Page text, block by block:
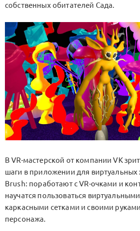
собственных обитателей Сада.
В VR-мастерской от компании VK
шаги в приложении для
Brush: поработают с VR-очками и
научатся пользоваться
каркасными сетками и своими
персонажа.